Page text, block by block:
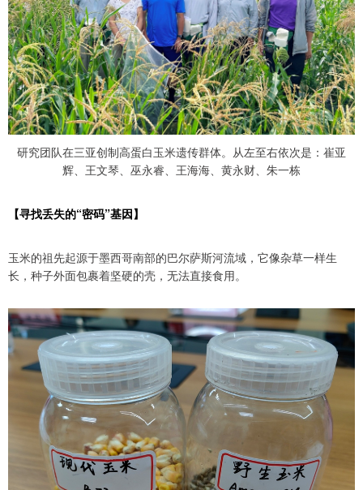
研究团队在三亚创制高蛋白玉米遗传群体。从左至右依次是：崔亚
辉、王文琴、巫永睿、王海海、黄永财、朱一栋
【寻找丢失的“密码”基因】
玉米的祖先起源于墨西哥南部的巴尔萨斯河流域，它像杂草一样生
长，种子外面包裹着坚硬的壳，无法直接食用。